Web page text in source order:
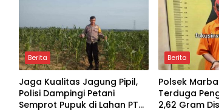
Berita
Jaga Kualitas Jagung Pipil,
Polisi Dampingi Petani
Semprot Pupuk di Lahan PT
Berita
Polsek
Terduga
2,62 Gram